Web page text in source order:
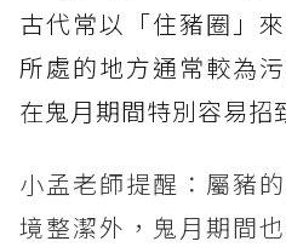
古代常以「住豬圈」
所處的地方通常較為
在鬼月期間特別容易招
小孟老師提醒：屬豬
境整潔外，鬼月期間